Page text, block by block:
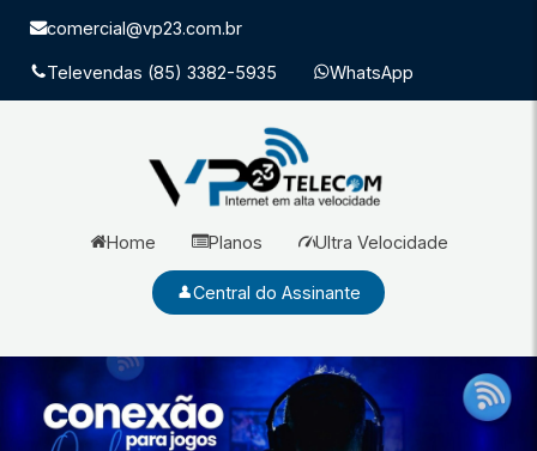
comercial@vp23.com.br
Televendas (85) 3382-5935 WhatsApp
Home Planos Ultra Velocidade
Central do Assinante